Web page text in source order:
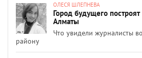
ОЛЕСЯ ШЛЕПНЕВА
Город будущего
Алматы
Что увидели журналисты
району